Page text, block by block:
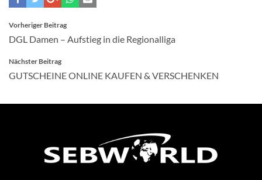
BEITRAGSNAVIGATION
Vorheriger Beitrag
DGL Damen – Aufstieg in die Regionalliga
Nächster Beitrag
GUTSCHEINE ONLINE KAUFEN & VERSCHENKEN